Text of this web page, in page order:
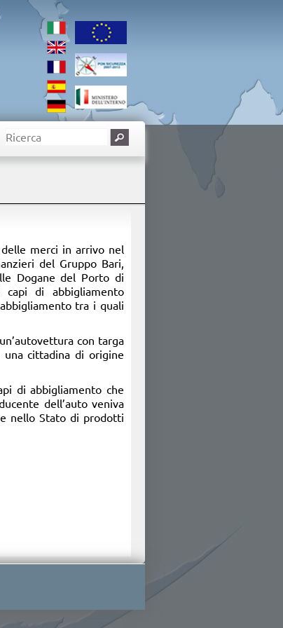
merci in arrivo nel
del Gruppo Bari,
Dogane del Porto di
di abbigliamento
tra i quali
con targa
una cittadina di origine
di abbigliamento che
dell’auto veniva
nello Stato di prodotti